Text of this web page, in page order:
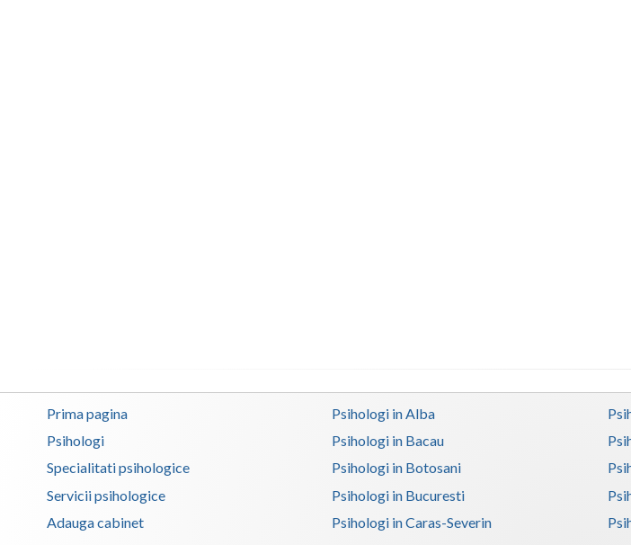
Prima pagina
Psihologi
Specialitati psihologice
Servicii psihologice
Adauga cabinet
Psihologi in Alba
Psihologi in Bacau
Psihologi in Botosani
Psihologi in Bucuresti
Psihologi in Caras-Severin